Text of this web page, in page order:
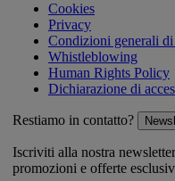
Cookies
Privacy
Condizioni generali
Whistleblowing
Human Rights Policy
Dichiarazione di
Restiamo in contatto?
Iscriviti alla nostra
promozioni e offerte